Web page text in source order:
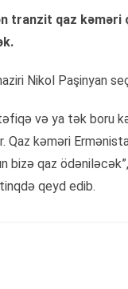
tranzit qaz kəməri
Nikol Paşinyan
və ya tək boru
Qaz kəməri
bizə qaz
qeyd edib.